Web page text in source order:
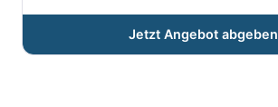
Jetzt Angebot abgeben